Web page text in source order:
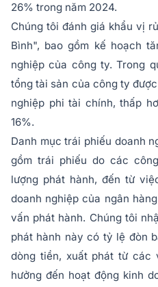
26% trong năm 2024.
Chúng tôi đánh giá khẩu vị
Bình", bao gồm kế hoạch
nghiệp của công ty. Trong
tổng tài sản của công ty
nghiệp phi tài chính, thấp
16%.
Danh mục trái phiếu doanh
gồm trái phiếu do các
lượng phát hành, đến từ
doanh nghiệp của ngân
vấn phát hành. Chúng tôi
phát hành này có tỷ lệ đòn
dòng tiền, xuất phát từ các
hưởng đến hoạt động kinh